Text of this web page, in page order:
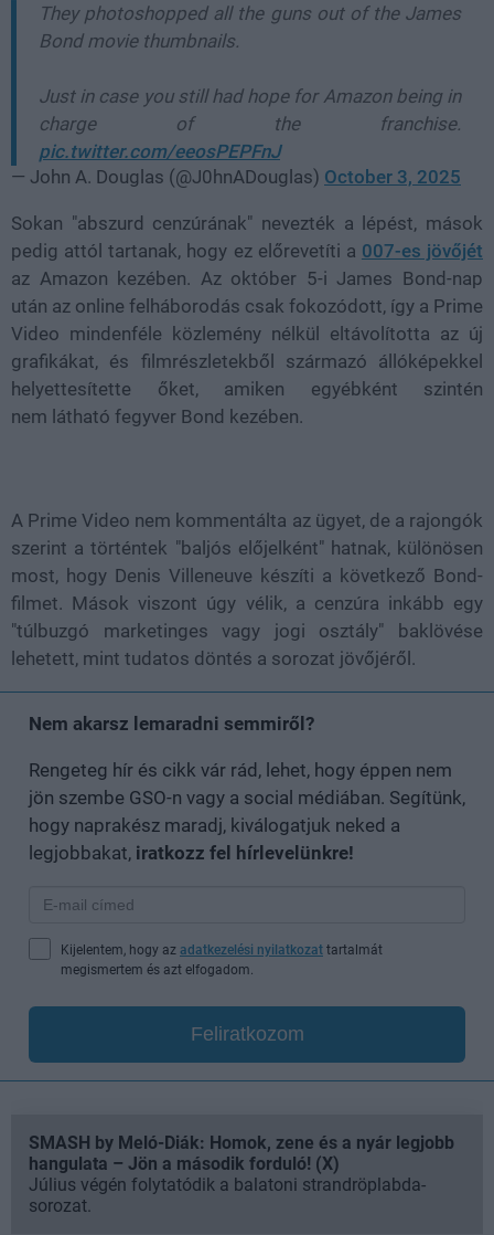
They photoshopped all the guns out of the James
Bond movie thumbnails.
Just in case you still had hope for Amazon being in
charge of the franchise.
pic.twitter.com/eeosPEPFnJ
— John A. Douglas (@J0hnADouglas) October 3, 2025
Sokan "abszurd cenzúrának" nevezték a lépést, mások
pedig attól tartanak, hogy ez előrevetíti a 007-es jövőjét
az Amazon kezében. Az október 5-i James Bond-nap
után az online felháborodás csak fokozódott, így a Prime
Video mindenféle közlemény nélkül eltávolította az új
grafikákat, és filmrészletekből származó állóképekkel
helyettesítette őket, amiken egyébként szintén
nem látható fegyver Bond kezében.
A Prime Video nem kommentálta az ügyet, de a rajongók
szerint a történtek "baljós előjelként" hatnak, különösen
most, hogy Denis Villeneuve készíti a következő Bond-
filmet. Mások viszont úgy vélik, a cenzúra inkább egy
"túlbuzgó marketinges vagy jogi osztály" baklövése
lehetett, mint tudatos döntés a sorozat jövőjéről.
Nem akarsz lemaradni semmiről?
Rengeteg hír és cikk vár rád, lehet, hogy éppen nem
jön szembe GSO-n vagy a social médiában. Segítünk,
hogy naprakész maradj, kiválogatjuk neked a
legjobbakat, iratkozz fel hírlevelünkre!
Kijelentem, hogy az adatkezelési nyilatkozat tartalmát
megismertem és azt elfogadom.
Feliratkozom
SMASH by Meló-Diák: Homok, zene és a nyár legjobb
hangulata – Jön a második forduló! (X)
Július végén folytatódik a balatoni strandröplabda-
sorozat.